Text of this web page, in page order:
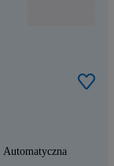
Automatyczna